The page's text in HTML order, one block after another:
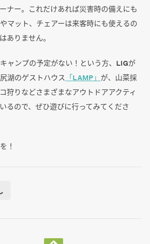
ナー。これだけあれば災害時の備えにも
マット、チェアーは来客時にも使えるの
ありません。
ャンプの予定がない！という方、LIGが
湖のゲストハウス 「LAMP」 が、山菜採
狩りなどさまざまなアウトドアアクティ
るので、ぜひ遊びに行ってみてくださ
！